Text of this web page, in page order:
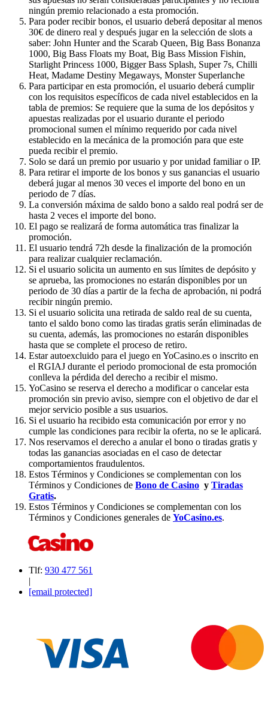
ningún premio relacionado a esta promoción.
Para poder recibir bonos, el usuario deberá depositar al menos
30€ de dinero real y después jugar en la selección de slots a
saber: John Hunter and the Scarab Queen, Big Bass Bonanza
1000, Big Bass Floats my Boat, Big Bass Mission Fishin,
Starlight Princess 1000, Bigger Bass Splash, Super 7s, Chilli
Heat, Madame Destiny Megaways, Monster Superlanche
Para participar en esta promoción, el usuario deberá cumplir
con los requisitos específicos de cada nivel establecidos en la
tabla de premios: Se requiere que la suma de los depósitos y
apuestas realizadas por el usuario durante el periodo
promocional sumen el mínimo requerido por cada nivel
establecido en la mecánica de la promoción para que este
pueda recibir el premio.
Solo se dará un premio por usuario y por unidad familiar o IP.
Para retirar el importe de los bonos y sus ganancias el usuario
deberá jugar al menos 30 veces el importe del bono en un
periodo de 7 días.
La conversión máxima de saldo bono a saldo real podrá ser de
hasta 2 veces el importe del bono.
El pago se realizará de forma automática tras finalizar la
promoción.
El usuario tendrá 72h desde la finalización de la promoción
para realizar cualquier reclamación.
Si el usuario solicita un aumento en sus límites de depósito y
se aprueba, las promociones no estarán disponibles por un
periodo de 30 días a partir de la fecha de aprobación, ni podrá
recibir ningún premio.
Si el usuario solicita una retirada de saldo real de su cuenta,
tanto el saldo bono como las tiradas gratis serán eliminadas de
su cuenta, además, las promociones no estarán disponibles
hasta que se complete el proceso de retiro.
Estar autoexcluido para el juego en YoCasino.es o inscrito en
el RGIAJ durante el periodo promocional de esta promoción
conlleva la pérdida del derecho a recibir el mismo.
YoCasino se reserva el derecho a modificar o cancelar esta
promoción sin previo aviso, siempre con el objetivo de dar el
mejor servicio posible a sus usuarios.
Si el usuario ha recibido esta comunicación por error y no
cumple las condiciones para recibir la oferta, no se le aplicará.
Nos reservamos el derecho a anular el bono o tiradas gratis y
todas las ganancias asociadas en el caso de detectar
comportamientos fraudulentos.
Estos Términos y Condiciones se complementan con los
Términos y Condiciones de Bono de Casino y Tiradas
Gratis.
Estos Términos y Condiciones se complementan con los
Términos y Condiciones generales de YoCasino.es.
Tlf: 930 477 561
|
[email protected]